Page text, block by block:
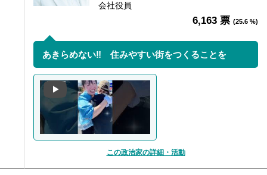
会社役員
6,163 票 (25.6 %)
あきらめない‼ 住みやすい街をつくることを
この政治家の詳細・活動